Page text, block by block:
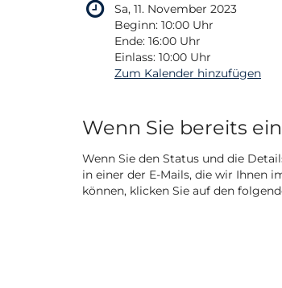
Sa, 11. November 2023
Beginn: 10:00 Uhr
Ende: 16:00 Uhr
Einlass: 10:00 Uhr
Zum Kalender hinzufügen
Wenn Sie bereits
Wenn Sie den Status und die
in einer der E-Mails, die wir Ihnen
können, klicken Sie auf den